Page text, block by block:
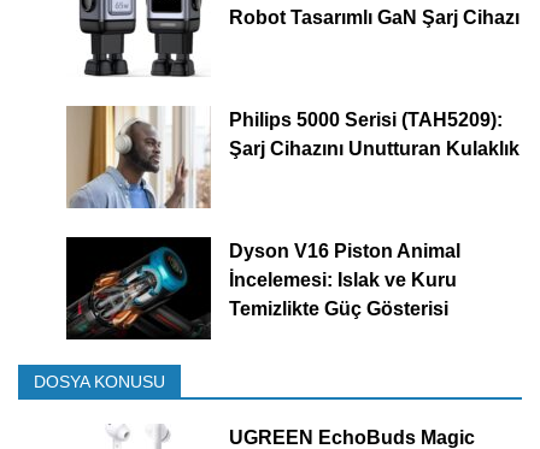
Robot Tasarımlı GaN Şarj Cihazı
Philips 5000 Serisi (TAH5209):
Şarj Cihazını Unutturan Kulaklık
Dyson V16 Piston Animal
İncelemesi: Islak ve Kuru
Temizlikte Güç Gösterisi
DOSYA KONUSU
UGREEN EchoBuds Magic